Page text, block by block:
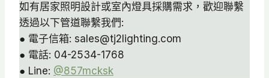
如有居家照明設計或室內燈具採購需求，歡迎聯繫
透過以下管道聯繫我們:
● 電子信箱: sales@tj2lighting.com
● 電話: 04-2534-1768
● Line: @857mcksk